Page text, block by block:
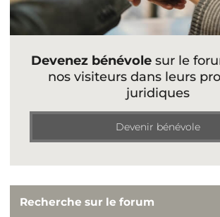
Devenez bénévolesur le
nos visiteurs dans leurs
juridiques
Devenir bénévole
Recherche sur le forum